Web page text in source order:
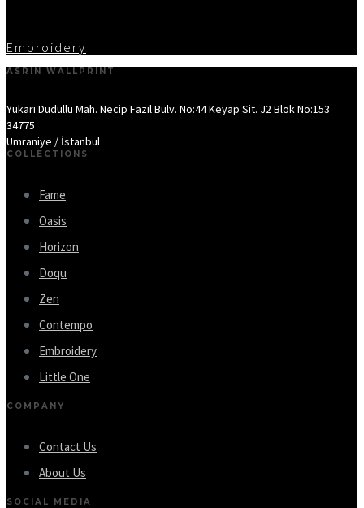
Embroidery
ASRIN WALLPRINT
Yukarı Dudullu Mah. Necip Fazıl Bulv. No:44 Keyap Sit. J2 Blok No:153
34775
Ümraniye / İstanbul
COLLECTIONS
Fame
Oasis
Horizon
Doqu
Zen
Contempo
Embroidery
Little One
COMPANY
Contact Us
About Us
SOCIAL MEDIA